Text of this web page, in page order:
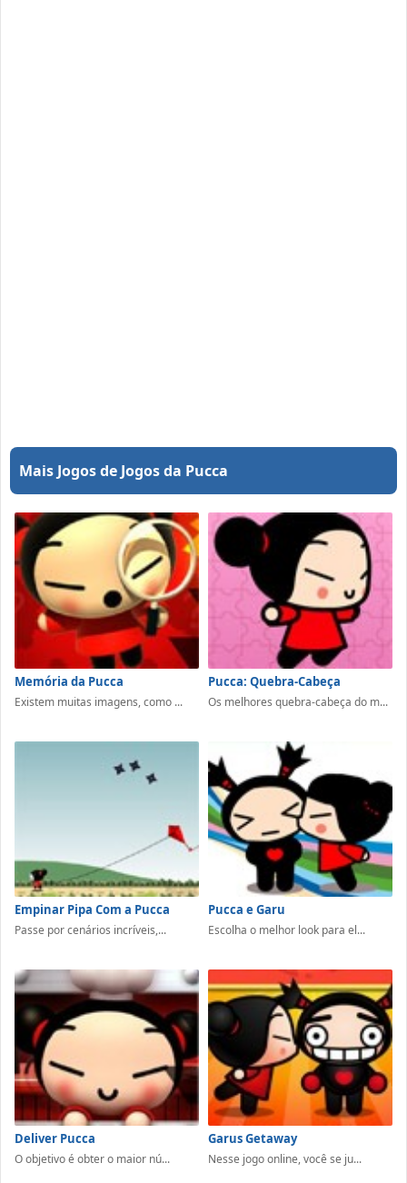
Mais Jogos de Jogos da Pucca
Memória da Pucca
Existem muitas imagens, como ...
Pucca: Quebra-Cabeça
Os melhores quebra-cabeça do m...
Empinar Pipa Com a Pucca
Passe por cenários incríveis,...
Pucca e Garu
Escolha o melhor look para el...
Deliver Pucca
O objetivo é obter o maior nú...
Garus Getaway
Nesse jogo online, você se ju...